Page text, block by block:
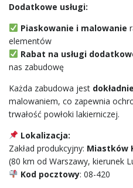
Dodatkowe usługi:
Piaskowanie i malowanie
elementów
Rabat na usługi
nas zabudowę
Każda zabudowa jest
malowaniem, co zapewnia
trwałość powłoki lakierniczej.
Lokalizacja:
Zakład produkcyjny: Miastków
(80 km od Warszawy, kierunek
Kod pocztowy: 08-420